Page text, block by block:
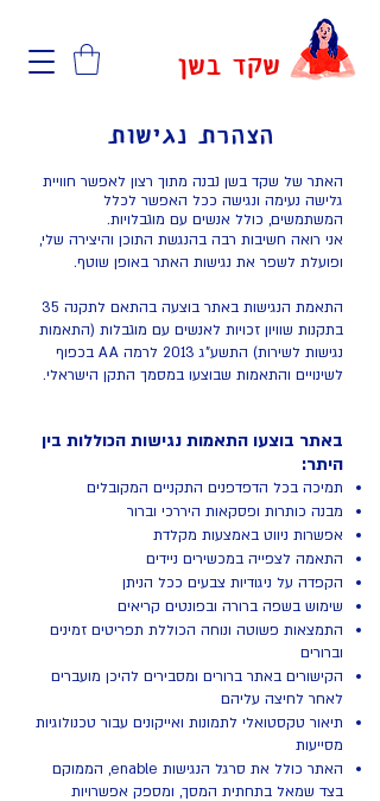
שקד בשן
הצהרת נגישות
האתר של שקד בשן נבנה מתוך רצון לאפשר חוויית
גלישה נעימה ונגישה ככל האפשר לכלל
המשתמשים, כולל אנשים עם מוגבלויות.
אני רואה חשיבות רבה בהנגשת התוכן והיצירה שלי,
ופועלת לשפר את נגישות האתר באופן שוטף.
התאמת הנגישות באתר בוצעה בהתאם לתקנה 35
בתקנות שוויון זכויות לאנשים עם מוגבלות (התאמות
נגישות לשירות) התשע"ג 2013 לרמה AA בכפוף
לשינויים והתאמות שבוצעו במסמך התקן הישראלי.
באתר בוצעו התאמות נגישות הכוללות בין
היתר:
תמיכה בכל הדפדפנים התקניים המקובלים
מבנה כותרות ופסקאות היררכי וברור
אפשרות ניווט באמצעות מקלדת
התאמה לצפייה במכשירים ניידים
הקפדה על ניגודיות צבעים ככל הניתן
שימוש בשפה ברורה ובפונטים קריאים
התמצאות פשוטה ונוחה הכוללת תפריטים זמינים
וברורים
הקישורים באתר ברורים ומסבירים להיכן מועברים
לאחר לחיצה עליהם
תיאור טקסטואלי לתמונות ואייקונים עבור טכנולוגיות
מסייעות
האתר כולל את סרגל הנגישות enable, הממוקם
בצד שמאל בתחתית המסך, ומספק אפשרויות